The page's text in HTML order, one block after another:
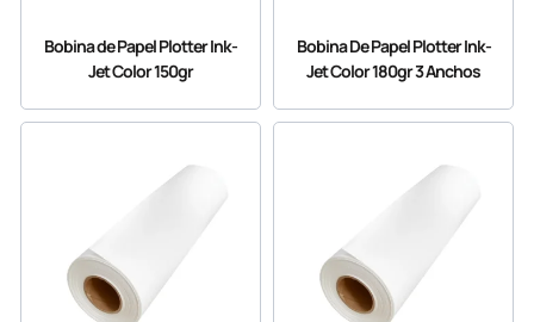
Bobina de Papel Plotter Ink-
Jet Color 150gr
Bobina De Papel Plotter Ink-
Jet Color 180gr 3 Anchos